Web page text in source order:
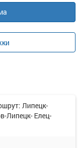
Липецк-
Липецк- Елец-